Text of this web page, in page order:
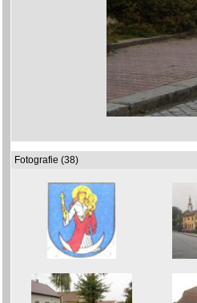
Fotografie (38)